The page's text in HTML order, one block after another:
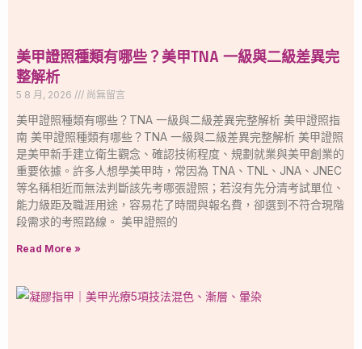
美甲證照種類有哪些？美甲TNA 一級與二級差異完
整解析
5 8 月, 2026 尚無留言
美甲證照種類有哪些？TNA 一級與二級差異完整解析 美甲證照指
南 美甲證照種類有哪些？TNA 一級與二級差異完整解析 美甲證照
是美甲新手建立衛生觀念、確認技術程度、規劃就業與美甲創業的
重要依據。許多人想學美甲時，常因為 TNA、TNL、JNA、JNEC
等名稱相近而無法判斷該先考哪張證照；若沒有先分清考試單位、
能力級距及職涯用途，容易花了時間與報名費，卻選到不符合現階
段需求的考照路線。 美甲證照的
Read More »